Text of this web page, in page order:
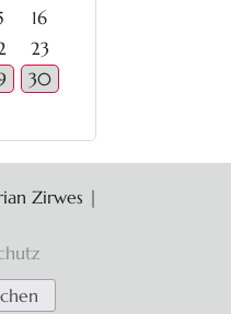
16
23
30
Zirwes |